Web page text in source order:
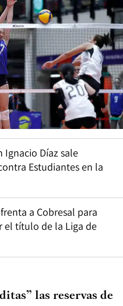
Ignacio Díaz sale
Estudiantes en la
a Cobresal para
el título de la Liga de
las reservas de